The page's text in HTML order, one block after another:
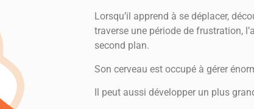
Lorsqu’il apprend à se déplacer,
traverse une période de frustration,
second plan.
Son cerveau est occupé à gérer
Il peut aussi développer un plus